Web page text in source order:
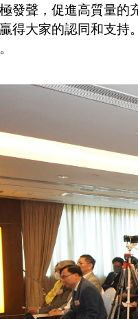
發聲，促進高質量的
得大家的認同和支持